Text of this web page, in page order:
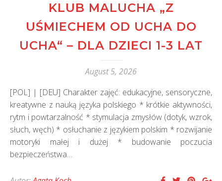
KLUB MALUCHA „Z
UŚMIECHEM OD UCHA DO
UCHA“ – DLA DZIECI 1-3 LAT
August 5, 2026
[POL] | [DEU] Charakter zajęć: edukacyjne, sensoryczne,
kreatywne z nauką języka polskiego * krótkie aktywności,
rytm i powtarzalność * stymulacja zmysłów (dotyk, wzrok,
słuch, węch) * osłuchanie z językiem polskim * rozwijanie
motoryki małej i dużej * budowanie poczucia
bezpieczeństwa…